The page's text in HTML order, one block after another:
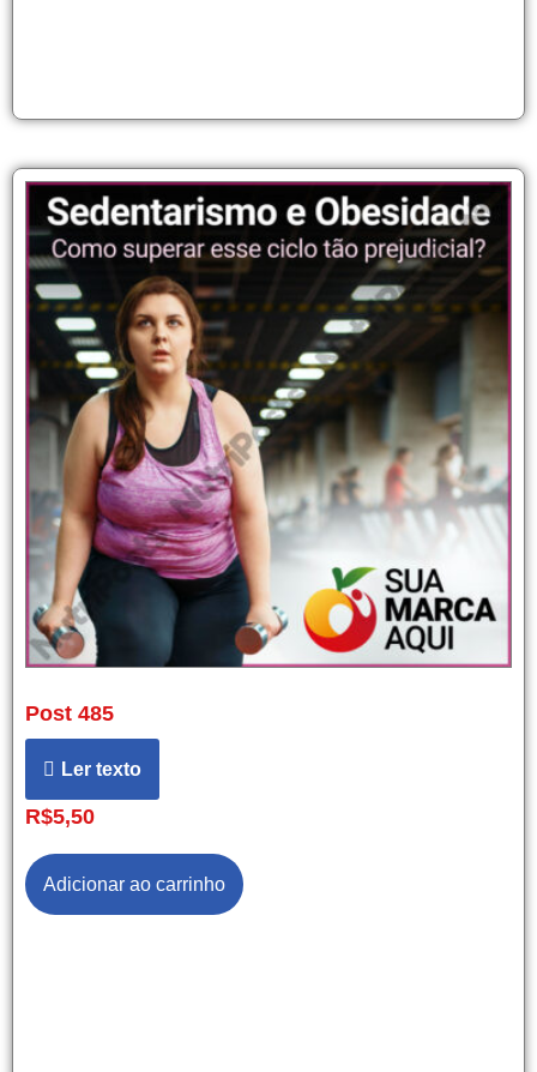
Post 485
Ler texto
R$5,50
Adicionar ao carrinho